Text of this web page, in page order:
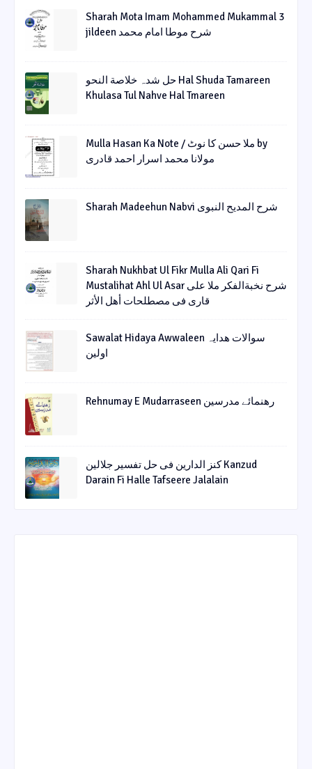
Sharah Mota Imam Mohammed Mukammal 3
jildeen شرح موطا امام محمد
حل شدہ خلاصة النحو Hal Shuda Tamareen
Khulasa Tul Nahve Hal Tmareen
Mulla Hasan Ka Note / ملا حسن کا نوٹ by
مولانا محمد اسرار احمد قادری
Sharah Madeehun Nabvi شرح المدیح النبوی
Sharah Nukhbat Ul Fikr Mulla Ali Qari Fi
Mustalihat Ahl Ul Asar شرح نخبةالفکر ملا علی
قاری فی مصطلحات أھل الأثر
Sawalat Hidaya Awwaleen سوالات ھدایہ
اولین
Rehnumay E Mudarraseen رهنمائے مدرسین
کنز الدارین فی حل تفسیر جلالین Kanzud
Darain Fi Halle Tafseere Jalalain